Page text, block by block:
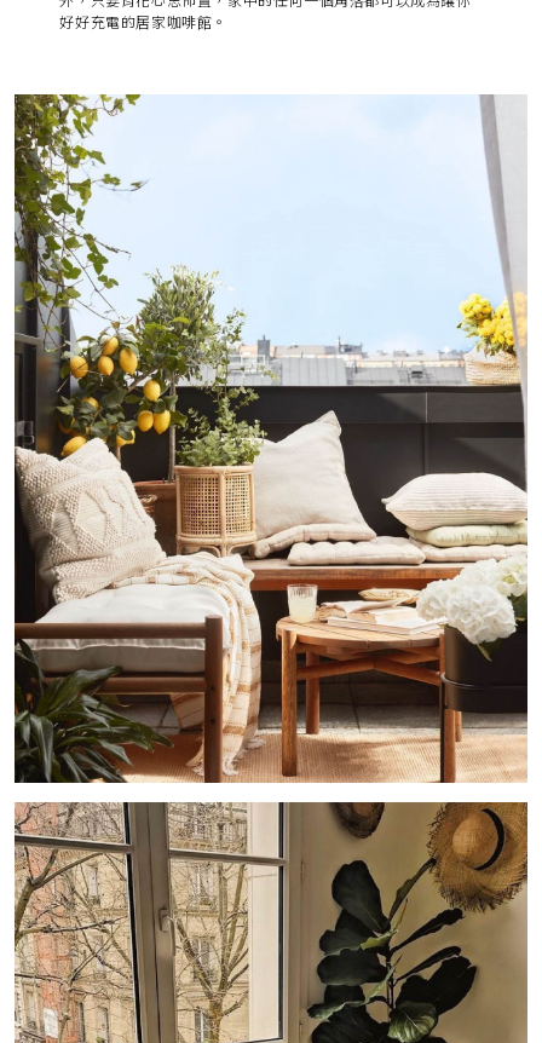
好好充電的居家咖啡館。